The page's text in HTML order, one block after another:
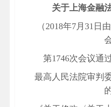
关于上海金融
（2018年7月31日
第1746次会议通
最高人民法院审判